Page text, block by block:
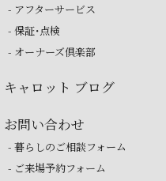
- アフターサービス
- 保証・点検
- オーナーズ倶楽部
キャロット ブログ
お問い合わせ
- 暮らしのご相談フォーム
- ご来場予約フォーム